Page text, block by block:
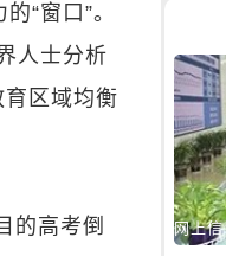
“窗口”。
人士分析
育区域均衡
的高考倒
网上信